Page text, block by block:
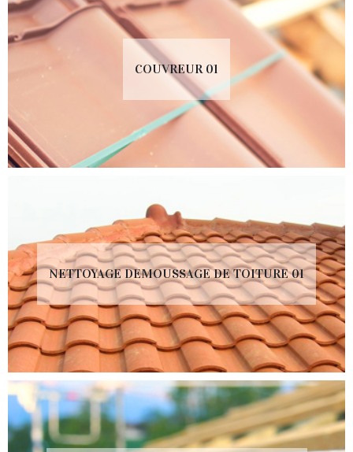
COUVREUR 01
NETTOYAGE DEMOUSSAGE DE TOITURE 01